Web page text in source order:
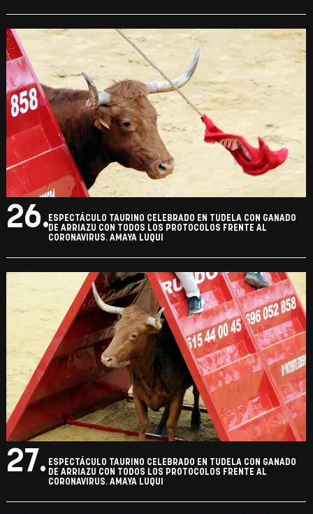
26.ESPECTÁCULO TAURINO CELEBRADO EN TUDELA CON GANADO
DE ARRIAZU CON TODOS LOS PROTOCOLOS FRENTE AL
CORONAVIRUS. AMAYA LUQUI
27. ESPECTÁCULO TAURINO CELEBRADO EN TUDELA CON GANADO
DE ARRIAZU CON TODOS LOS PROTOCOLOS FRENTE AL
CORONAVIRUS. AMAYA LUQUI